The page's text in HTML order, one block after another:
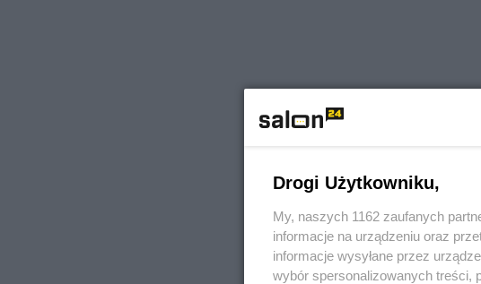
Drogi Użytkowniku,
My, naszych 1162 zaufanych
informacje na urządzeniu oraz
informacje wysyłane przez
wybór spersonalizowanych treści,